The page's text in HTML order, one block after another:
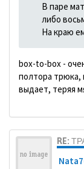
В паре
либо
На краю
box-to-box -
полтора трюка,
выдает, теряя
RE: